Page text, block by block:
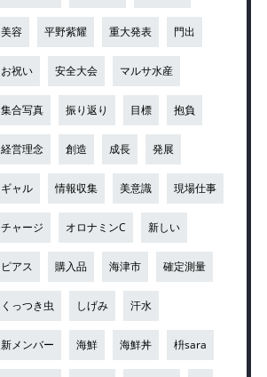
美容 平野紫耀 重大発表 門出
お祝い 安全大会 マルサ水産
集合写真 振り返り 目標 抱負
経営理念 創造 成長 発展
ギャル 情報収集 美意識 現場仕事
チャージ オロナミンC 新しい
ピアス 購入品 海津市 確定測量
くっつき虫 しげみ 汗水
新メンバー 海鮮 海鮮丼 枡sara